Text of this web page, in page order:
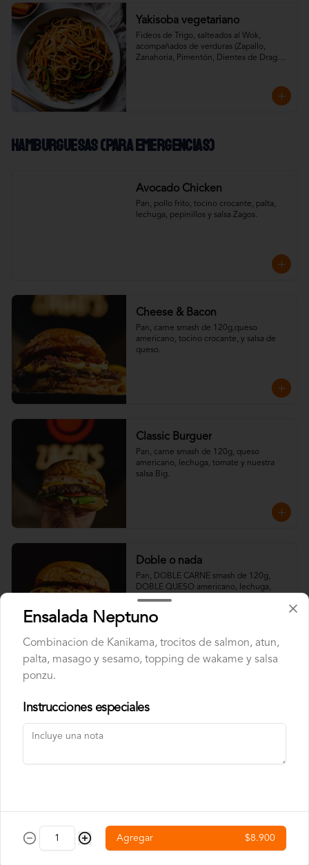
Yakisoba vegetariano
Fideos de Trigo, salteados al Wok,
acompañados de verduras (Zapallo,
Zanahoria, Pimentón, Dientes de Dragón)
Hamburguesas (Para emergencias)
Avocado Chicken
Pan, pollo frito, tocino crocante, palta,
lechuga, pepinillos y salsa Zagos.
Cheese & Bacon
Pan, carne smash de 120g,queso
americano, tocino crocante, y salsa de
queso.
Classic Burguer
Pan, carne smash de 120g, queso
americano, lechuga, tomate y nuestra
salsa Big.
Doble o nada
Pan, DOBLE CARNE smash de 120g,
DOBLE QUESO americano, lechuga,
cebolla, pepinillos y salsa big.
Pan, carne smash de 120g, queso
americano, pimentones rojos dulces,
tocino crocante y salsa spicy (levemente
Bebestibles
Agua Mineral
Ensalada Neptuno
Combinacion de Kanikama, trocitos de salmon, atun,
palta, masago y sesamo, topping de wakame y salsa
ponzu.
Instrucciones especiales
Agregar $8.900